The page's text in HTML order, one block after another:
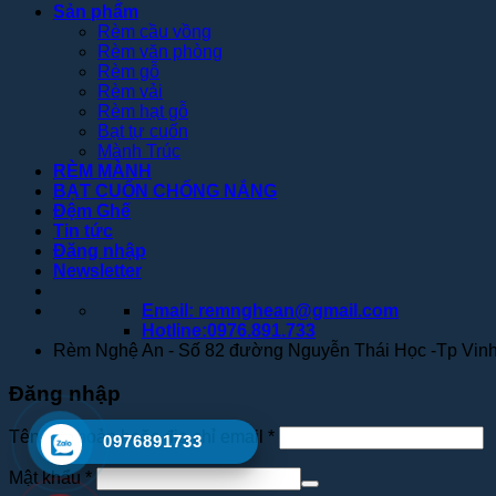
Sản phẩm
Rèm cầu vồng
Rèm văn phòng
Rèm gỗ
Rèm vải
Rèm hạt gỗ
Bạt tự cuốn
Mành Trúc
RÈM MÀNH
BẠT CUỐN CHỐNG NẮNG
Đệm Ghế
Tin tức
Đăng nhập
Newsletter
Email: remnghean@gmail.com
Hotline:0976.891.733
Rèm Nghệ An - Số 82 đường Nguyễn Thái Học -Tp
0976891733
Đăng nhập
Tên tài khoản hoặc địa chỉ email *
Mật khẩu *